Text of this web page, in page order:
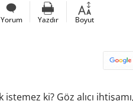
Yorum Yazdır Boyut
ki? Göz alıcı